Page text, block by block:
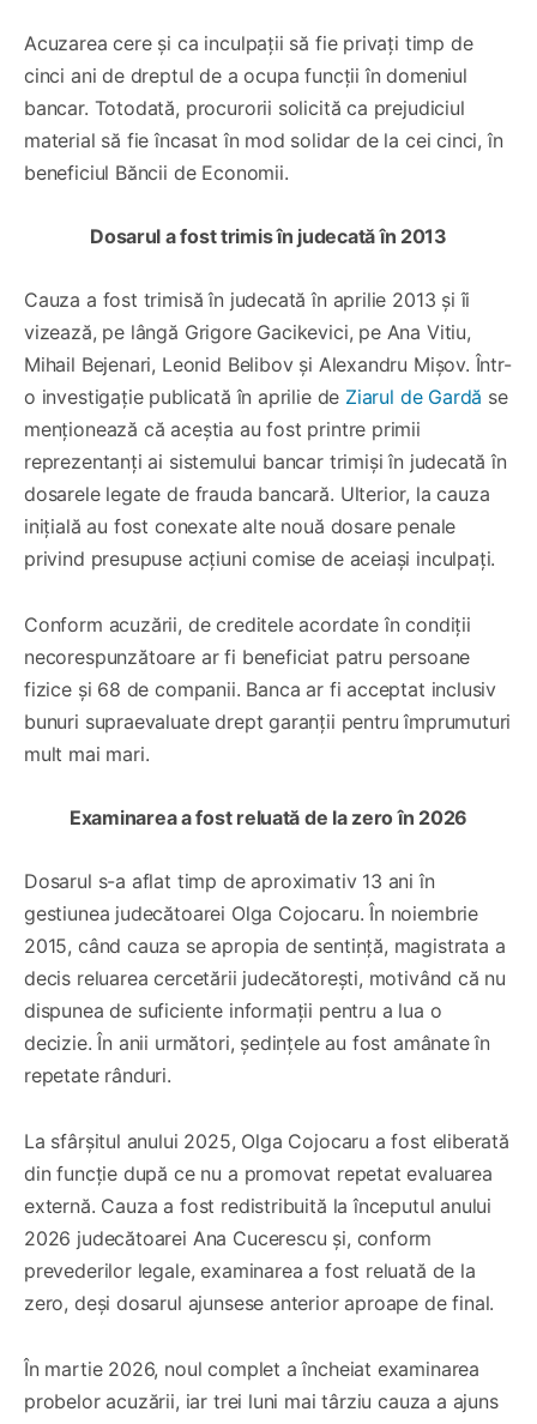
Acuzarea cere și ca inculpații să fie privați timp de
cinci ani de dreptul de a ocupa funcții în domeniul
bancar. Totodată, procurorii solicită ca prejudiciul
material să fie încasat în mod solidar de la cei cinci, în
beneficiul Băncii de Economii.
Dosarul a fost trimis în judecată în 2013
Cauza a fost trimisă în judecată în aprilie 2013 și îi
vizează, pe lângă Grigore Gacikevici, pe Ana Vitiu,
Mihail Bejenari, Leonid Belibov și Alexandru Mișov. Într-
o investigație publicată în aprilie de Ziarul de Gardă se
menționează că aceștia au fost printre primii
reprezentanți ai sistemului bancar trimiși în judecată în
dosarele legate de frauda bancară. Ulterior, la cauza
inițială au fost conexate alte nouă dosare penale
privind presupuse acțiuni comise de aceiași inculpați.
Conform acuzării, de creditele acordate în condiții
necorespunzătoare ar fi beneficiat patru persoane
fizice și 68 de companii. Banca ar fi acceptat inclusiv
bunuri supraevaluate drept garanții pentru împrumuturi
mult mai mari.
Examinarea a fost reluată de la zero în 2026
Dosarul s-a aflat timp de aproximativ 13 ani în
gestiunea judecătoarei Olga Cojocaru. În noiembrie
2015, când cauza se apropia de sentință, magistrata a
decis reluarea cercetării judecătorești, motivând că nu
dispunea de suficiente informații pentru a lua o
decizie. În anii următori, ședințele au fost amânate în
repetate rânduri.
La sfârșitul anului 2025, Olga Cojocaru a fost eliberată
din funcție după ce nu a promovat repetat evaluarea
externă. Cauza a fost redistribuită la începutul anului
2026 judecătoarei Ana Cucerescu și, conform
prevederilor legale, examinarea a fost reluată de la
zero, deși dosarul ajunsese anterior aproape de final.
În martie 2026, noul complet a încheiat examinarea
probelor acuzării, iar trei luni mai târziu cauza a ajuns